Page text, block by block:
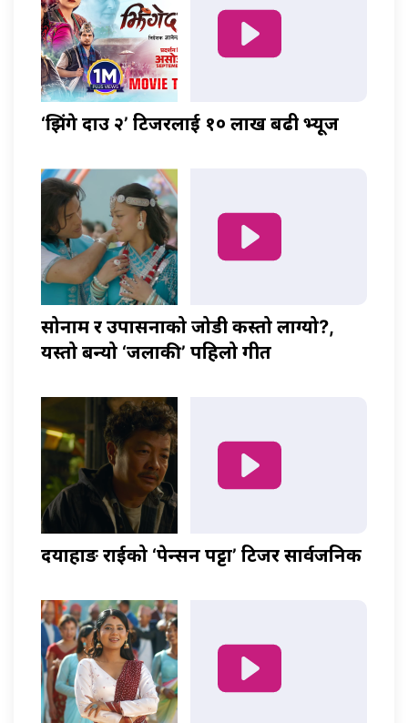
‘झिंगे दाउ २’ टिजरलाई १० लाख बढी भ्यूज
सोनाम र उपासनाको जोडी कस्तो लाग्यो?,
यस्तो बन्यो ‘जलाकी’ पहिलो गीत
दयाहाङ राईको ‘पेन्सन पट्टा’ टिजर सार्वजनिक